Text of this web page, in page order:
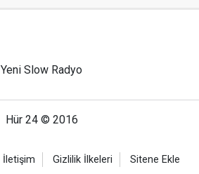
Yeni Slow Radyo
Hür 24 © 2016
İletişim Gizlilik İlkeleri Sitene Ekle